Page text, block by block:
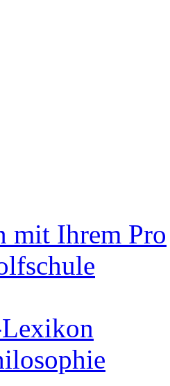
mit Ihrem Pro